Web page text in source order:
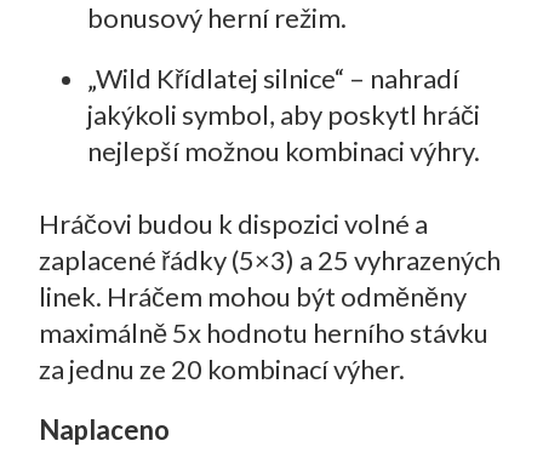
bonusový herní režim.
„Wild Křídlatej silnice“ – nahradí
jakýkoli symbol, aby poskytl hráči
nejlepší možnou kombinaci výhry.
Hráčovi budou k dispozici volné a
zaplacené řádky (5×3) a 25 vyhrazených
linek. Hráčem mohou být odměněny
maximálně 5x hodnotu herního stávku
za jednu ze 20 kombinací výher.
Naplaceno